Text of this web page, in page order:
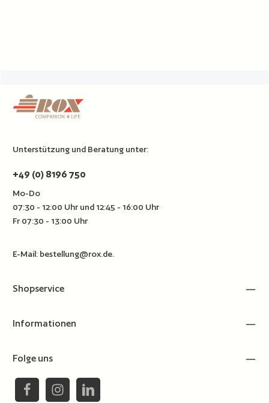
Unterstützung und Beratung unter:
+49 (0) 8196 750
Mo-Do
07:30 - 12:00 Uhr und 12:45 - 16:00 Uhr
Fr 07:30 - 13:00 Uhr
E-Mail: bestellung@rox.de.
Shopservice
Informationen
Folge uns